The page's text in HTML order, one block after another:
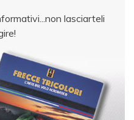
lasciarteli